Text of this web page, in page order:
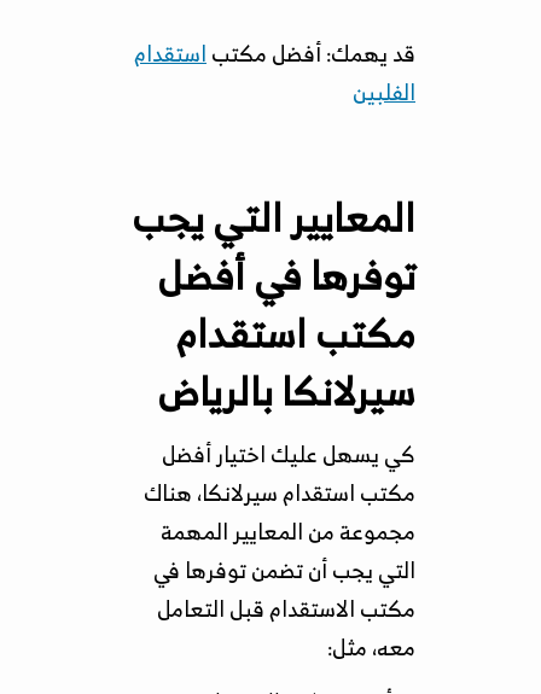
قد يهمك: أفضل مكتباستقدام
الفلبين
المعايير التي يجب
توفرها في أفضل
مكتب استقدام
سيرلانكابالرياض
كي يسهل عليك اختيار أفضل
مكتب استقدام سيرلانكا، هناك
مجموعة من المعايير المهمة
التي يجب أن تضمن توفرها في
مكتب الاستقدام قبل التعامل
معه، مثل: